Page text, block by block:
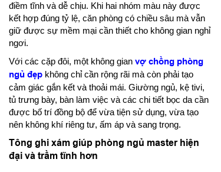
điềm tĩnh và dễ chịu. Khi hai nhóm màu này được
kết hợp đúng tỷ lệ, căn phòng có chiều sâu mà vẫn
giữ được sự mềm mại cần thiết cho không gian nghỉ
ngơi.
Với các cặp đôi, một không gian vợ chồng phòng
ngủ đẹp không chỉ cần rộng rãi mà còn phải tạo
cảm giác gắn kết và thoải mái. Giường ngủ, kệ tivi,
tủ trưng bày, bàn làm việc và các chi tiết bọc da cần
được bố trí đồng bộ để vừa tiện sử dụng, vừa tạo
nên không khí riêng tư, ấm áp và sang trọng.
Tông ghi xám giúp phòng ngủ master hiện
đại và trầm tĩnh hơn